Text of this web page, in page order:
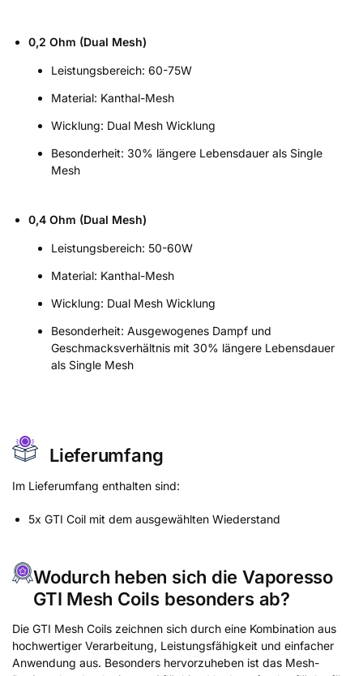
0,2 Ohm (Dual Mesh)
Leistungsbereich: 60-75W
Material: Kanthal-Mesh
Wicklung: Dual Mesh Wicklung
Besonderheit: 30% längere Lebensdauer als Single
Mesh
0,4 Ohm (Dual Mesh)
Leistungsbereich: 50-60W
Material: Kanthal-Mesh
Wicklung: Dual Mesh Wicklung
Besonderheit: Ausgewogenes Dampf und
Geschmacksverhältnis mit 30% längere Lebensdauer
als Single Mesh
Lieferumfang
Im Lieferumfang enthalten sind:
5x GTI Coil mit dem ausgewählten Wiederstand
Wodurch heben sich die Vaporesso
GTI Mesh Coils besonders ab?
Die GTI Mesh Coils zeichnen sich durch eine Kombination aus
hochwertiger Verarbeitung, Leistungsfähigkeit und einfacher
Anwendung aus. Besonders hervorzuheben ist das Mesh-